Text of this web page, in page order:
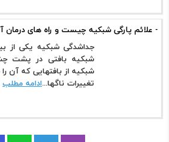
- علائم پارگی شبکیه چیست و راه های درمان
جداشدگی شبکیه یکی از
شبکیه بافتی در پشت
شبکیه از بافتهایی که آن
تغییرات ناگها...ادامه مطلب